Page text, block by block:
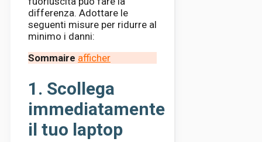
differenza. Adottare le
seguenti misure per ridurre al
minimo i danni:
Sommaire afficher
1. Scollega
immediatamente
il tuo laptop